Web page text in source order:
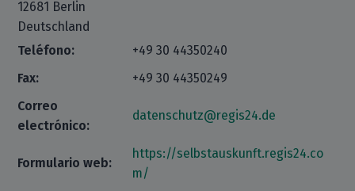
12681 Berlin
Deutschland
Teléfono:
+49 30 44350240
Fax:
+49 30 44350249
Correo
electrónico:
datenschutz@regis24.de
Formulario web:
https://selbstauskunft.regis24.co
m/